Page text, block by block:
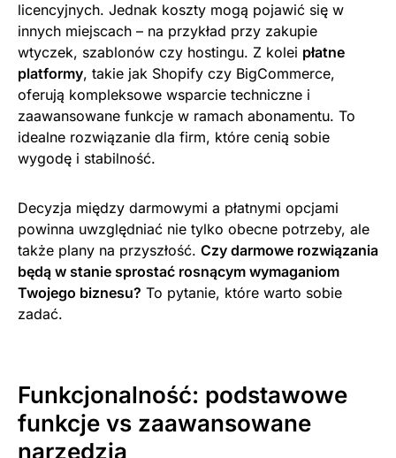
licencyjnych. Jednak koszty mogą pojawić się w
innych miejscach – na przykład przy zakupie
wtyczek, szablonów czy hostingu. Z kolei płatne
platformy, takie jak Shopify czy BigCommerce,
oferują kompleksowe wsparcie techniczne i
zaawansowane funkcje w ramach abonamentu. To
idealne rozwiązanie dla firm, które cenią sobie
wygodę i stabilność.
Decyzja między darmowymi a płatnymi opcjami
powinna uwzględniać nie tylko obecne potrzeby, ale
także plany na przyszłość. Czy darmowe rozwiązania
będą w stanie sprostać rosnącym wymaganiom
Twojego biznesu? To pytanie, które warto sobie
zadać.
Funkcjonalność: podstawowe
funkcje vs zaawansowane
narzędzia